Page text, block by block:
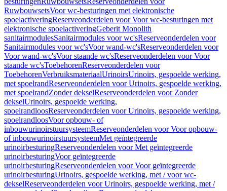
RuwbouwsetsVoor wc-besturingen met elektronische
spoelactiveringReserveonderdelen voor Voor wc-besturingen met
elektronische spoelactiveringGeberit Monolith
sanitairmodulesSanitairmodules voor wc'sReserveonderdelen voor
Sanitairmodules voor wc'sVoor wand-wc'sReserveonderdelen voor
Voor wand-wc'sVoor staande wc'sReserveonderdelen voor Voor
staande wc'sToebehorenReserveonderdelen voor
ToebehorenVerbruiksmateriaalUrinoirsUrinoirs, gespoelde werking,
met spoelrandReserveonderdelen voor Urinoirs, gespoelde werking,
met spoelrandZonder dekselReserveonderdelen voor Zonder
dekselUrinoirs, gespoelde werking,
spoelrandloosReserveonderdelen voor Urinoirs, gespoelde werking,
spoelrandloosVoor opbouw- of
inbouwurinoirstuursysteemReserveonderdelen voor Voor opbouw-
of inbouwurinoirstuursysteemMet geïntegreerde
urinoirbesturingReserveonderdelen voor Met geïntegreerde
urinoirbesturingVoor geïntegreerde
urinoirbesturingReserveonderdelen voor Voor geïntegreerde
urinoirbesturingUrinoirs, gespoelde werking, met / voor wc-
dekselReserveonderdelen voor Urinoirs, gespoelde werking, met /